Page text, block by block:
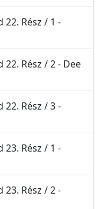
Rész / 1 -
Rész / 2 - Dee
Rész / 3 -
Rész / 1 -
Rész / 2 -